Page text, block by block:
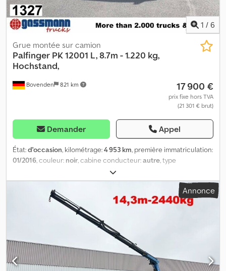
1 / 6
Bovenden 821 km
Grue montée sur camion
Palfinger PK 12001 L, 8.7m - 1.220 kg,
Hochstand,
17 900 €
prix fixe hors TVA
(21 301 € brut)
Demander Appel
État:d'occasion, kilométrage:4 953 km, première immatriculation:
01/2016, couleur: noir, cabine conducteur:autre, type
, Année de construction:
véhicule : Belgique 1, arrêt d'urgence, commande du grappin,
poste de commande surélevé, stabilisateurs hydrauliques à 2
points, 2 rallonges hydrauliques Superstructure : poste de
commande surélevé à droite, commande au sol à gauche et à
droite, diagramme de charge : 3 m - 4 700 kg, 4,9 m - 2 260 kg, 6,7
m - 1 600 kg, 8,7 m - 1 220 kg, l'indication en km correspond aux
heures de service, site : Ronny Schoutteet, Oudenburg/Belgique.
LES INFORMATIONS SUR LES ACCESSOIRES SONT FOURNIES
SANS GARANTIE ; SOUS RÉSERVE DE MODIFICATIONS, DE VENTE
Annonce